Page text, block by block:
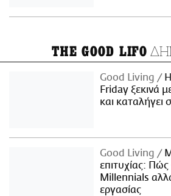
THE GOOD LIFO
Good Living
Η
Friday ξεκινά
και καταλήγει
Good Living
επιτυχίας: Πώς
Millennials
εργασίας